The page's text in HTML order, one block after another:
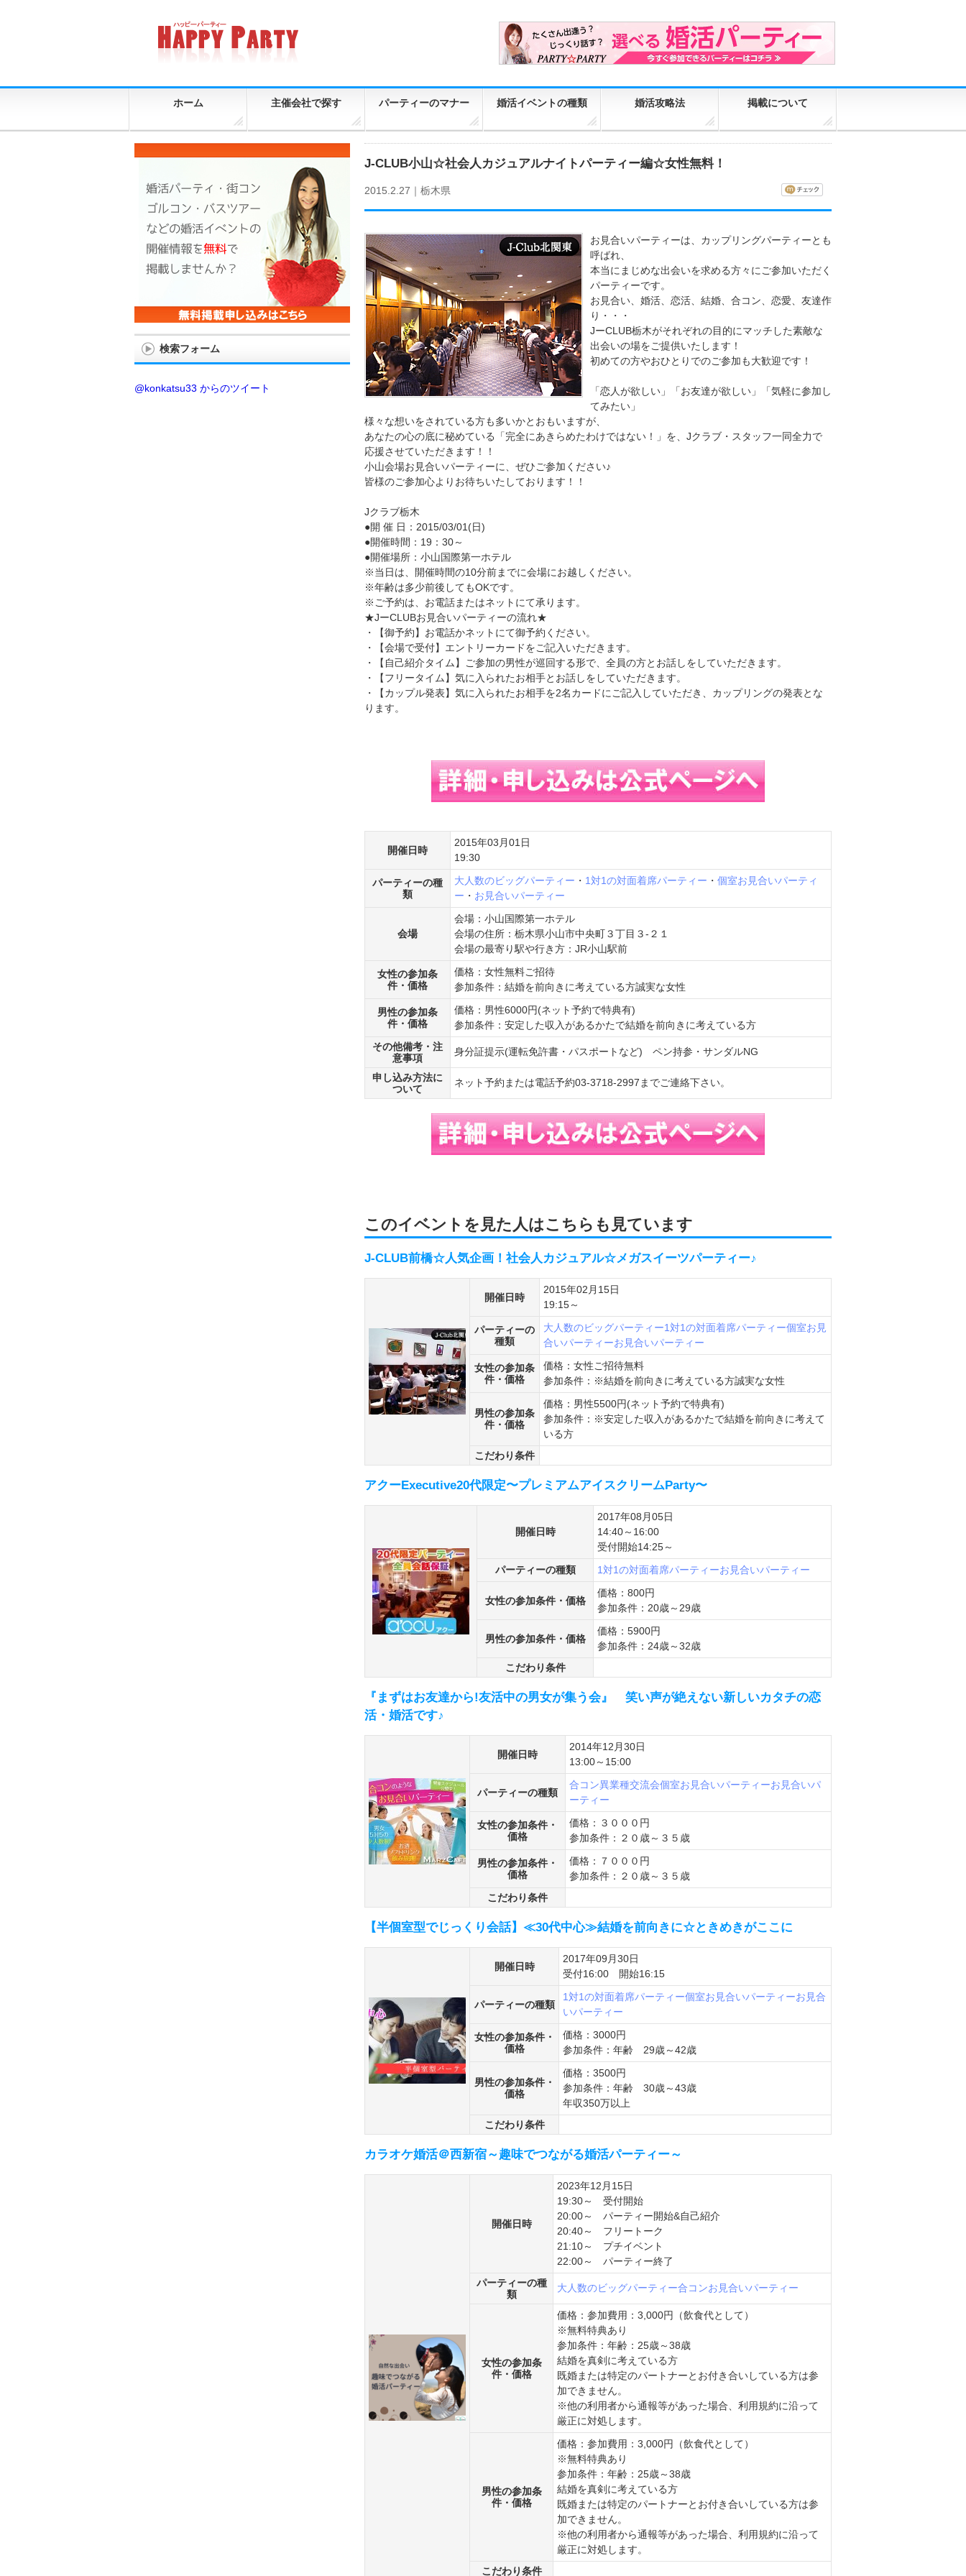
ホーム 主催会社で探す パーティーのマナー 婚活イベントの種類 婚活攻略法 掲載について
J-CLUB小山☆社会人カジュアルナイトパーティー編☆女性無料！
2015.2.27｜ 栃木県
お見合いパーティーは、カップリングパーティーとも
呼ばれ、
本当にまじめな出会いを求める方々にご参加いただく
パーティーです。
お見合い、婚活、恋活、結婚、合コン、恋愛、友達作
り・・・
JーCLUB栃木がそれぞれの目的にマッチした素敵な
出会いの場をご提供いたします！
初めての方やおひとりでのご参加も大歓迎です！
「恋人が欲しい」「お友達が欲しい」「気軽に参加し
てみたい」
様々な想いをされている方も多いかとおもいますが、
あなたの心の底に秘めている「完全にあきらめたわけではない！」を、Jクラブ・スタッフ一同全力で
応援させていただきます！！
小山会場お見合いパーティーに、ぜひご参加ください♪
皆様のご参加心よりお待ちいたしております！！
Jクラブ栃木
●開 催 日：2015/03/01(日)
●開催時間：19：30～
●開催場所：小山国際第一ホテル
※当日は、開催時間の10分前までに会場にお越しください。
※年齢は多少前後してもOKです。
※ご予約は、お電話またはネットにて承ります。
★JーCLUBお見合いパーティーの流れ★
・【御予約】お電話かネットにて御予約ください。
・【会場で受付】エントリーカードをご記入いただきます。
・【自己紹介タイム】ご参加の男性が巡回する形で、全員の方とお話しをしていただきます。
・【フリータイム】気に入られたお相手とお話しをしていただきます。
・【カップル発表】気に入られたお相手を2名カードにご記入していただき、カップリングの発表とな
ります。
開催日時
2015年03月01日
19:30
パーティーの種
類
大人数のビッグパーティー ・ 1対1の対面着席パーティー ・ 個室お見合いパーティ
ー ・ お見合いパーティー
会場
会場：小山国際第一ホテル
会場の住所：栃木県小山市中央町３丁目３-２１
会場の最寄り駅や行き方：JR小山駅前
女性の参加条
件・価格
価格：女性無料ご招待
参加条件：結婚を前向きに考えている方誠実な女性
男性の参加条
件・価格
価格：男性6000円(ネット予約で特典有)
参加条件：安定した収入があるかたで結婚を前向きに考えている方
その他備考・注
意事項
身分証提示(運転免許書・パスポートなど) ペン持参・サンダルNG
申し込み方法に
ついて
ネット予約または電話予約03-3718-2997までご連絡下さい。
このイベントを見た人はこちらも見ています
J-CLUB前橋☆人気企画！社会人カジュアル☆メガスイーツパーティー♪
開催日時
2015年02月15日
19:15～
パーティーの
種類
大人数のビッグパーティー1対1の対面着席パーティー個室お見
合いパーティーお見合いパーティー
女性の参加条
件・価格
価格：女性ご招待無料
参加条件：※結婚を前向きに考えている方誠実な女性
男性の参加条
件・価格
価格：男性5500円(ネット予約で特典有)
参加条件：※安定した収入があるかたで結婚を前向きに考えて
いる方
こだわり条件
アクーExecutive20代限定〜プレミアムアイスクリームParty〜
開催日時
2017年08月05日
14:40～16:00
受付開始14:25～
パーティーの種類
1対1の対面着席パーティーお見合いパーティー
女性の参加条件・価格
価格：800円
参加条件：20歳～29歳
男性の参加条件・価格
価格：5900円
参加条件：24歳～32歳
こだわり条件
『まずはお友達から!友活中の男女が集う会』 笑い声が絶えない新しいカタチの恋
活・婚活です♪
開催日時
2014年12月30日
13:00～15:00
パーティーの種類
合コン異業種交流会個室お見合いパーティーお見合いパ
ーティー
女性の参加条件・
価格
価格：３０００円
参加条件：２０歳～３５歳
男性の参加条件・
価格
価格：７０００円
参加条件：２０歳～３５歳
こだわり条件
【半個室型でじっくり会話】≪30代中心≫結婚を前向きに☆ときめきがここに
開催日時
2017年09月30日
受付16:00 開始16:15
パーティーの種類
1対1の対面着席パーティー個室お見合いパーティーお見合
いパーティー
女性の参加条件・
価格
価格：3000円
参加条件：年齢 29歳～42歳
男性の参加条件・
価格
価格：3500円
参加条件：年齢 30歳～43歳
年収350万以上
こだわり条件
カラオケ婚活＠西新宿～趣味でつながる婚活パーティー～
開催日時
2023年12月15日
19:30～ 受付開始
20:00～ パーティー開始&自己紹介
20:40～ フリートーク
21:10～ プチイベント
22:00～ パーティー終了
パーティーの種
類
大人数のビッグパーティー合コンお見合いパーティー
女性の参加条
件・価格
価格：参加費用：3,000円（飲食代として）
※無料特典あり
参加条件：年齢：25歳～38歳
結婚を真剣に考えている方
既婚または特定のパートナーとお付き合いしている方は参
加できません。
※他の利用者から通報等があった場合、利用規約に沿って
厳正に対処します。
男性の参加条
件・価格
価格：参加費用：3,000円（飲食代として）
※無料特典あり
参加条件：年齢：25歳～38歳
結婚を真剣に考えている方
既婚または特定のパートナーとお付き合いしている方は参
加できません。
※他の利用者から通報等があった場合、利用規約に沿って
厳正に対処します。
こだわり条件
検索フォーム
@konkatsu33 からのツイート